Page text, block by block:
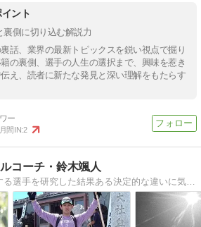
ント
裏側に切り込む解説力
話、業界の最新トピックスを鋭い視点で掘り
の裏側、選手の人生の選択まで、興味を惹き
え、読者に新たな発見と深い理解をもたらす
月間IN:2
コーチ・鈴木颯人
様々な競技で活躍する選手を研究した結果ある決定的な違いに気付く。そのノウハウを生かしたコーチングを極限の集中力を要するトップアスリートに提供